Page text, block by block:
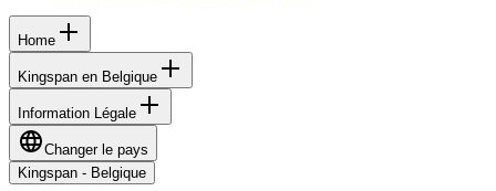
Home
Kingspan en Belgique
Information Légale
Changer le pays
Kingspan - Belgique